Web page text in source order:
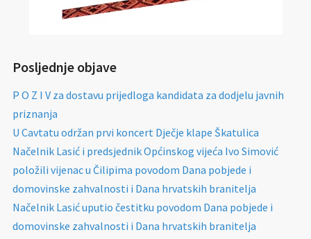
Posljednje objave
P O Z I V za dostavu prijedloga kandidata za dodjelu javnih
priznanja
U Cavtatu održan prvi koncert Dječje klape Škatulica
Načelnik Lasić i predsjednik Općinskog vijeća Ivo Simović
položili vijenac u Čilipima povodom Dana pobjede i
domovinske zahvalnosti i Dana hrvatskih branitelja
Načelnik Lasić uputio čestitku povodom Dana pobjede i
domovinske zahvalnosti i Dana hrvatskih branitelja